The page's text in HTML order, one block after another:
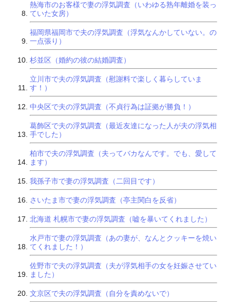
熱海市のお客様で妻の浮気調査（いわゆる熟年離婚を装っ
ていた女房）
福岡県福岡市で夫の浮気調査（浮気なんかしていない。の
一点張り）
杉並区（婚約の彼の結婚調査）
立川市で夫の浮気調査（慰謝料で楽しく暮らしていま
す！）
中央区で夫の浮気調査（不貞行為は証拠が勝負！）
葛飾区で夫の浮気調査（最近友達になった人が夫の浮気相
手でした）
柏市で夫の浮気調査（夫ってバカなんです。でも、愛して
ます）
我孫子市で妻の浮気調査（二回目です）
さいたま市で妻の浮気調査（亭主関白を反省）
北海道 札幌市で妻の浮気調査（嘘を暴いてくれました）
水戸市で妻の浮気調査（あの妻が、なんとクッキーを焼い
てくれました！）
佐野市で夫の浮気調査（夫が浮気相手の女を妊娠させてい
ました）
文京区で夫の浮気調査（自分を責めないで）